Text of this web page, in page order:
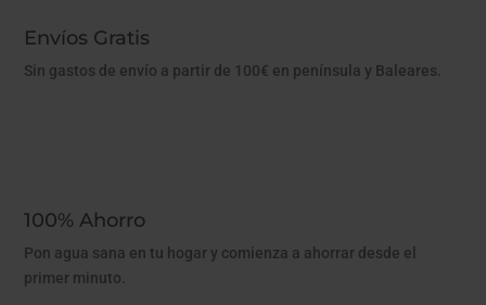
Envíos Gratis
Sin gastos de envío a partir de 100€ en península y Baleares.
100% Ahorro
Pon agua sana en tu hogar y comienza a ahorrar desde el
primer minuto.